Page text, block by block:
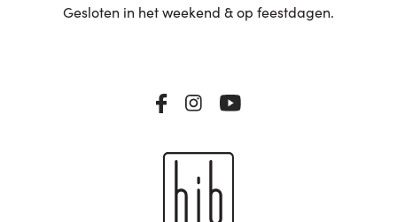
Gesloten in het weekend & op feestdagen.